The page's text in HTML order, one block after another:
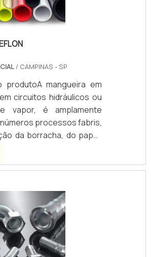
/ CAMPINAS - SP
produtoA mangueira em
circuitos hidráulicos ou
vapor, é amplamente
processos fabris,
da borracha, do papel,
diesel e produção
Ainda é empregada
telecomunicações,
característicasA
de teflon possui
muito especiais como:
Autolubri.